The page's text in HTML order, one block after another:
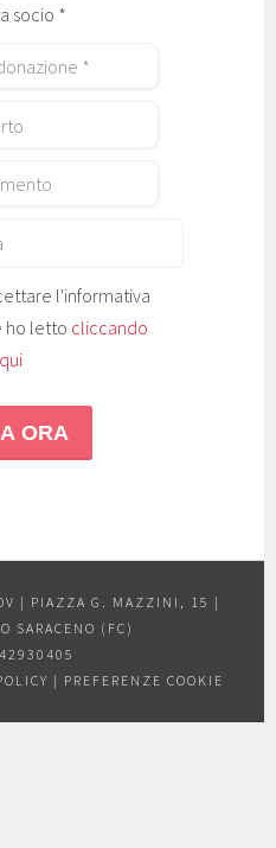
socio *
l'informativa
ho letto cliccando
qui
| PIAZZA G. MAZZINI, 15 |
SARACENO (FC)
| PREFERENZE COOKIE